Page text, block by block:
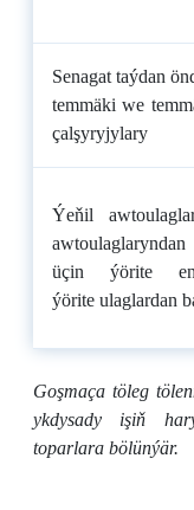
Senagat taýdan
temmäki we
çalşyryjylary
Ýeňil
üçin ýörite
ýörite ulaglardan
Goşmaça töleg
ykdysady işiň
toparlara bölünýär.